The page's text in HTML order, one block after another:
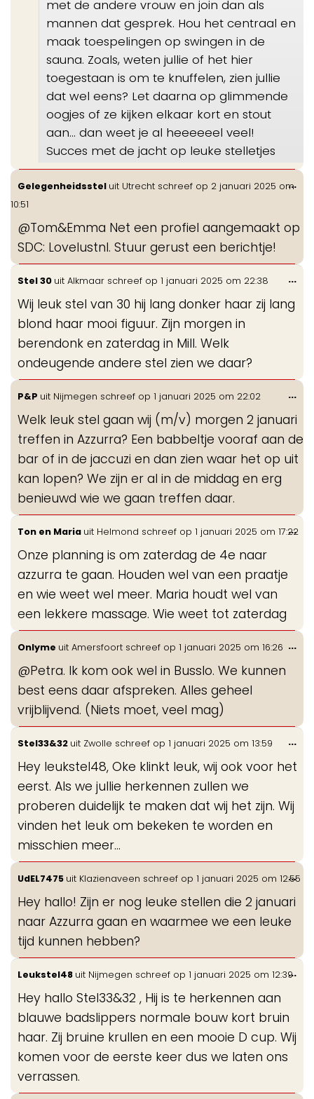
met de andere vrouw en join dan als
mannen dat gesprek. Hou het centraal en
maak toespelingen op swingen in de
sauna. Zoals, weten jullie of het hier
toegestaan is om te knuffelen, zien jullie
dat wel eens? Let daarna op glimmende
oogjes of ze kijken elkaar kort en stout
aan… dan weet je al heeeeeel veel!
Succes met de jacht op leuke stelletjes
Gelegenheidsstel uit Utrecht schreef op 2 januari 2025 om
10:51
@Tom&Emma Net een profiel aangemaakt op
SDC: Lovelustnl. Stuur gerust een berichtje!
...
Stel 30 uit Alkmaar schreef op 1 januari 2025 om 22:38
Wij leuk stel van 30 hij lang donker haar zij lang
blond haar mooi figuur. Zijn morgen in
berendonk en zaterdag in Mill. Welk
ondeugende andere stel zien we daar?
...
P&P uit Nijmegen schreef op 1 januari 2025 om 22:02
Welk leuk stel gaan wij (m/v) morgen 2 januari
treffen in Azzurra? Een babbeltje vooraf aan de
bar of in de jaccuzi en dan zien waar het op uit
kan lopen? We zijn er al in de middag en erg
benieuwd wie we gaan treffen daar.
...
Ton en Maria uit Helmond schreef op 1 januari 2025 om 17:22
Onze planning is om zaterdag de 4e naar
azzurra te gaan. Houden wel van een praatje
en wie weet wel meer. Maria houdt wel van
een lekkere massage. Wie weet tot zaterdag
...
Onlyme uit Amersfoort schreef op 1 januari 2025 om 16:26
@Petra. Ik kom ook wel in Busslo. We kunnen
best eens daar afspreken. Alles geheel
vrijblijvend. (Niets moet, veel mag)
...
Stel33&32 uit Zwolle schreef op 1 januari 2025 om 13:59
Hey leukstel48, Oke klinkt leuk, wij ook voor het
eerst. Als we jullie herkennen zullen we
proberen duidelijk te maken dat wij het zijn. Wij
vinden het leuk om bekeken te worden en
misschien meer…
...
UdEL7475 uit Klazienaveen schreef op 1 januari 2025 om 12:55
Hey hallo! Zijn er nog leuke stellen die 2 januari
naar Azzurra gaan en waarmee we een leuke
tijd kunnen hebben?
...
Leukstel48 uit Nijmegen schreef op 1 januari 2025 om 12:39
Hey hallo Stel33&32 , Hij is te herkennen aan
blauwe badslippers normale bouw kort bruin
haar. Zij bruine krullen en een mooie D cup. Wij
komen voor de eerste keer dus we laten ons
verrassen.
...